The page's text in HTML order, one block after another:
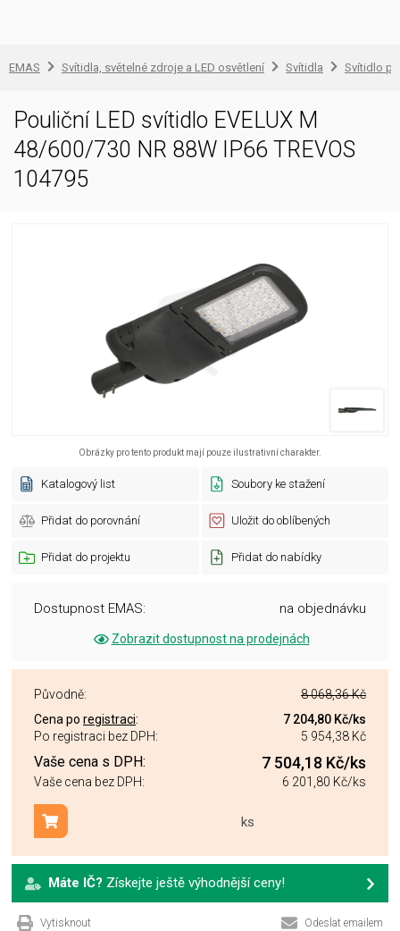
EMAS Svítidla, světelné zdroje a LED osvětlení Svítidla Svítidlo
Pouliční LED svítidlo EVELUX M
48/600/730 NR 88W IP66 TREVOS
104795
Obrázky pro tento produkt mají pouze ilustrativní charakter.
Katalogový list Soubory ke stažení
Přidat do porovnání Uložit do oblíbených
Přidat do projektu Přidat do nabídky
Dostupnost EMAS: na objednávku
Zobrazit dostupnost na prodejnách
Původně:
8 068,36 Kč
Cena po registraci: 7 204,80 Kč/ks
Po registraci bez DPH:
5 954,38 Kč
Vaše cena s DPH: 7 504,18 Kč/ks
Vaše cena bez DPH: 6 201,80 Kč/ks
ks
Přidat do košíku
Máte IČ? Získejte ještě výhodnější ceny!
Vytisknout Odeslat emailem